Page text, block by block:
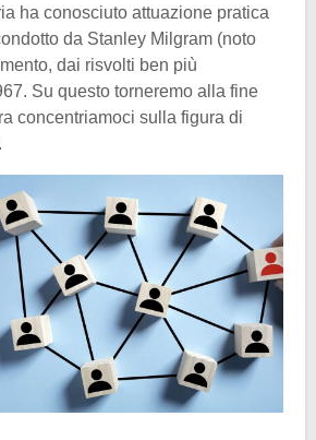
ha conosciuto attuazione pratica
da Stanley Milgram (noto
dai risvolti ben più
Su questo torneremo alla fine
concentriamoci sulla figura di
.